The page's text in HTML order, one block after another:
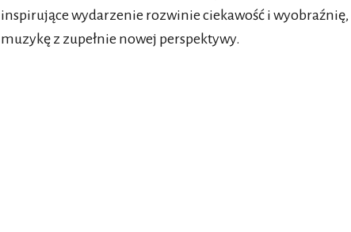
inspirujące wydarzenie rozwinie ciekawość i
muzykę z zupełnie nowej perspektywy.